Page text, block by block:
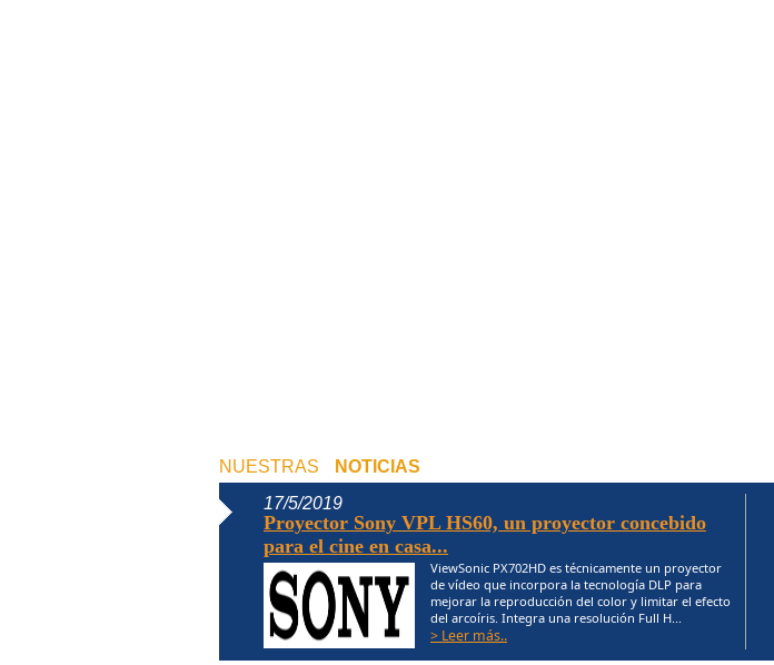
NUESTRAS
NOTICIAS
17/5/2019
Proyector Sony VPL HS60, un proyector concebido
para el cine en casa...
ViewSonic PX702HD es técnicamente un proyector
de vídeo que incorpora la tecnología DLP para
mejorar la reproducción del color y limitar el efecto
del arcoíris. Integra una resolución Full H...
> Leer más..